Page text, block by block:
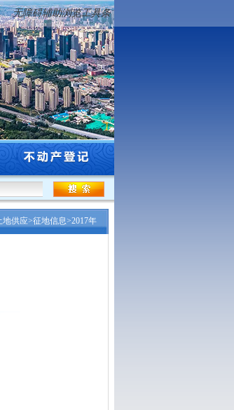
无障碍辅助浏览工具条
源和林业行业高级专业技术...
地供应>征地信息>2017年